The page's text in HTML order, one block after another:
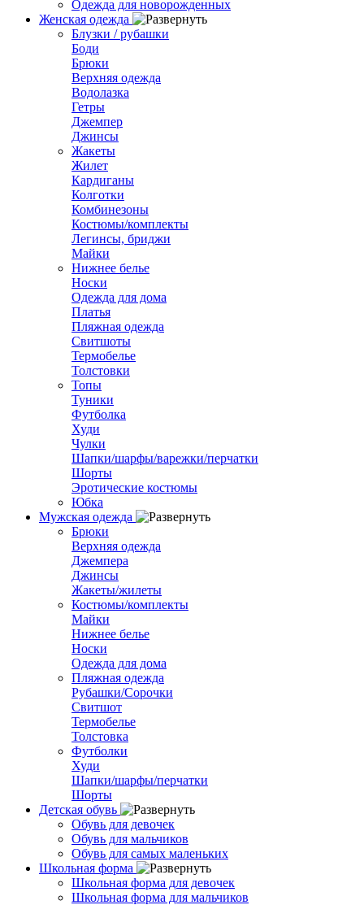
Одежда для новорожденных
Женская одежда
Блузки / рубашки
Боди
Брюки
Верхняя одежда
Водолазка
Гетры
Джемпер
Джинсы
Жакеты
Жилет
Кардиганы
Колготки
Комбинезоны
Костюмы/комплекты
Легинсы, бриджи
Майки
Нижнее белье
Носки
Одежда для дома
Платья
Пляжная одежда
Свитшоты
Термобелье
Толстовки
Топы
Туники
Футболка
Худи
Чулки
Шапки/шарфы/варежки/перчатки
Шорты
Эротические костюмы
Юбка
Мужская одежда
Брюки
Верхняя одежда
Джемпера
Джинсы
Жакеты/жилеты
Костюмы/комплекты
Майки
Нижнее белье
Носки
Одежда для дома
Пляжная одежда
Рубашки/Сорочки
Свитшот
Термобелье
Толстовка
Футболки
Худи
Шапки/шарфы/перчатки
Шорты
Детская обувь
Обувь для девочек
Обувь для мальчиков
Обувь для самых маленьких
Школьная форма
Школьная форма для девочек
Школьная форма для мальчиков